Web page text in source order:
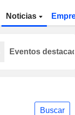
Noticias
Buscar
Eventos